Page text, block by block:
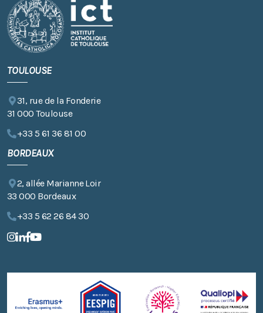
TOULOUSE
31, rue de la Fonderie
31 000 Toulouse
+33 5 61 36 81 00
BORDEAUX
2, allée Marianne Loir
33 000 Bordeaux
+33 5 62 26 84 30